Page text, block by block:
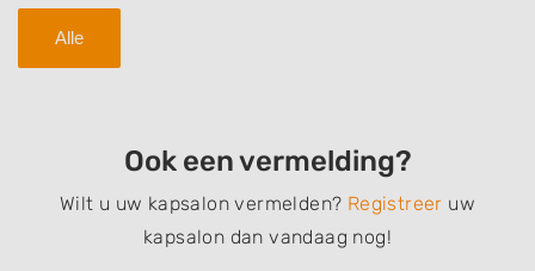
Alle
Ook een vermelding?
Wilt u uw kapsalon vermelden? Registreer uw
kapsalon dan vandaag nog!